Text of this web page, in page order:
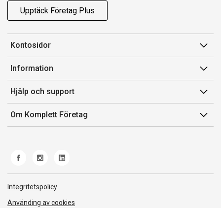
Upptäck Företag Plus
Kontosidor
Mina sidor
Orderhistorik
Fakturor & Kvitton
Inköpslistor
Information
Försäljningsvillkor
Villkor för Komplett Företag Plus
Felsökning & guider
Hjälp och support
Kontakta oss
Kundservice
Frakt och leverans
Om Komplett Företag
Integritetspolicy
Använding av cookies